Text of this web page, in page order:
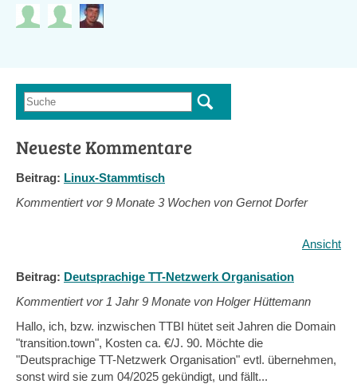
Suchformular
Suche
Neueste Kommentare
Beitrag: Linux-Stammtisch
Kommentiert vor9 Monate 3 Wochen von Gernot Dorfer
Ansicht
Beitrag: Deutsprachige TT-Netzwerk Organisation
Kommentiert vor 1 Jahr 9 Monate von Holger Hüttemann
Hallo, ich, bzw. inzwischen TTBI hütet seit Jahren die Domain
"transition.town", Kosten ca. €/J. 90. Möchte die
"Deutsprachige TT-Netzwerk Organisation" evtl. übernehmen,
sonst wird sie zum 04/2025 gekündigt, und fällt...